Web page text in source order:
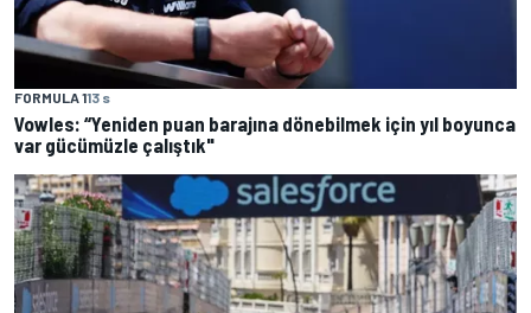
FORMULA 113 s
Vowles: “Yeniden puan barajına dönebilmek için yıl boyunca
var gücümüzle çalıştık"